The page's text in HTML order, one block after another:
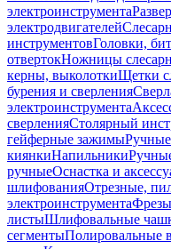
электроинструмента
электродвигателей
инструментовГоловки,
отвертокНожницы
керны, выколоткиЩетки
бурения и сверления
электроинструмента
сверленияСтолярный
гейферные зажимы
киянкиНапильники
ручныеОснастка и
шлифованияОтрезные,
электроинструментаФрезы
листыШлифовальные
сегментыПолировальные